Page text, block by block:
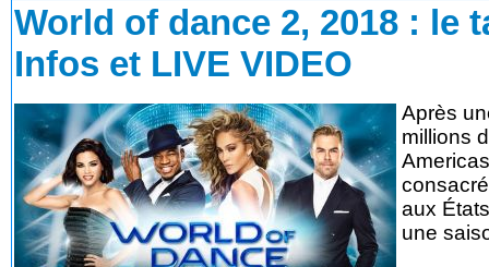
World of dance 2, 2018 : le
Infos et LIVE VIDEO
Après
millions
aux
une